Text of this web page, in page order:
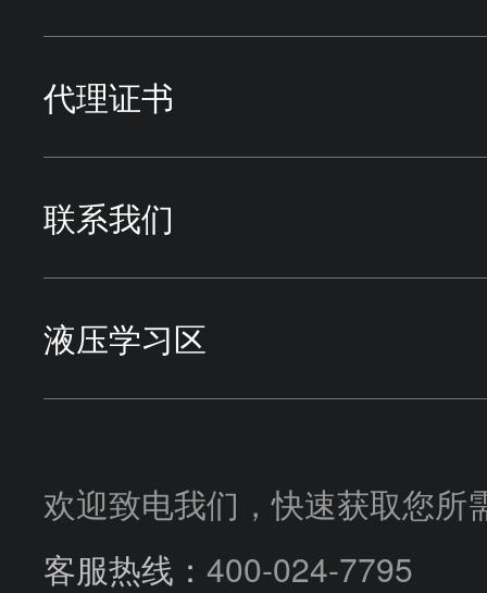
蓄能器
派克过滤
压力控制阀
流量控制阀
压力控制阀
流量控制阀
VICKERS威格士
SUNFAB胜凡
HUADE华德
冶金行业
液压阀块
汽车行业
应用行业
液压系统案例
代理证书
联系我们
液压学习区
选型指导
欢迎致电我们，快速获取您所
客服热线： 400-024-7795